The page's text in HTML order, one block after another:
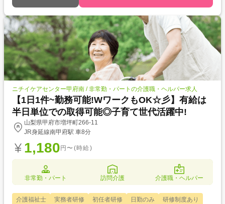
ニチイケアセンター甲府南 / 非常勤・パートの介護職・ヘルパー求人
【1日1件~勤務可能!WワークもOK☆彡】有給は
半日単位での取得可能◎子育て世代活躍中!
山梨県甲府市増坪町266-11
JR身延線南甲府駅 車8分
1,180 円〜(時給)
非常勤・パート 訪問介護 介護職・ヘルパー
介護福祉士 実務者研修 初任者研修 日勤のみ
研修制度あり